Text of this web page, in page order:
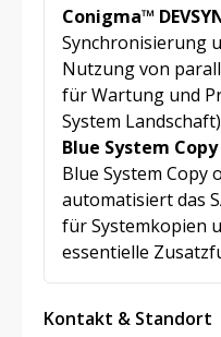
Conigma™
Synchronisierung
Nutzung von
für Wartung und
System Landschaft)
Blue System Copy
Blue System Copy
automatisiert das
für Systemkopien
essentielle
Kontakt & Standort